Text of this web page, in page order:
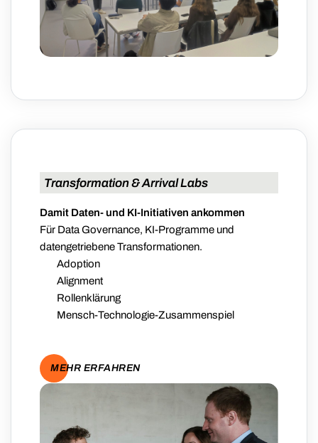
Transformation & Arrival Labs
Damit Daten- und KI-Initiativen ankommen
Für Data Governance, KI-Programme und
datengetriebene Transformationen.
Adoption
Alignment
Rollenklärung
Mensch-Technologie-Zusammenspiel
MEHR ERFAHREN